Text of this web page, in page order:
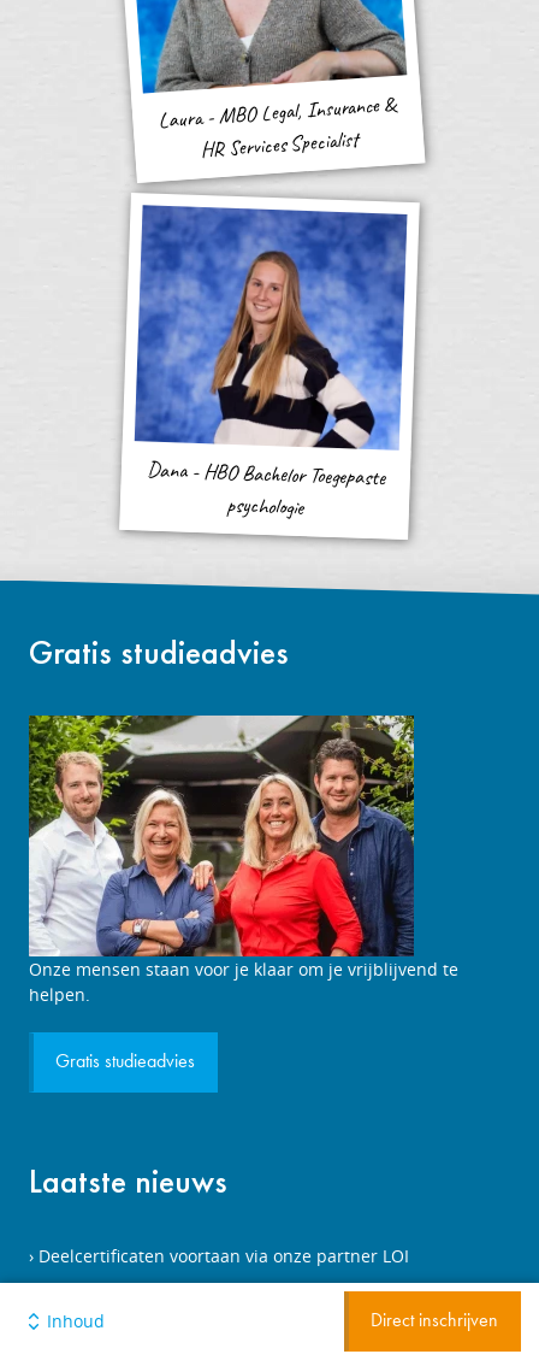
Laura - MBO Legal, Insurance &
HR Services Specialist
Dana - HBO Bachelor Toegepaste
psychologie
Inhoud Direct inschrijven
Gratis studieadvies
Studieadviesgesprek
aanvragen
Onze mensen staan voor je klaar om je vrijblijvend te
helpen.
Gratis studieadvies
Laatste nieuws
Deelcertificaten voortaan via onze partner LOI
Opleiding tot opruimcoach officieel erkend!
Nieuw: e-book boordevol studietips!